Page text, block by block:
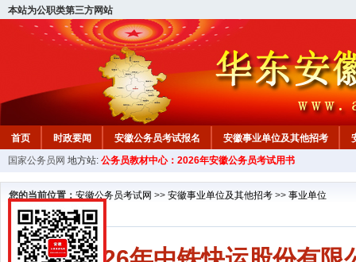
本站为公职类第三方网站
首页 时政要闻 安徽公务员考试报名 安徽事业单位及其他招考
安徽公务员行测试题 在线咨询 教材中心
国家公务员网 地方站: 公务员教材中心：2026年安徽公务员考试用书
您的当前位置： 安徽公务员考试网 >> 安徽事业单位及其他招考 >> 事业单位